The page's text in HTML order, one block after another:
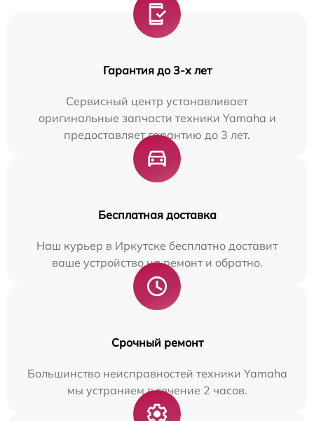
Гарантия до 3-х лет
Сервисный центр устанавливает
оригинальные запчасти техники Yamaha и
предоставляет гарантию до 3 лет.
Бесплатная доставка
Наш курьер в Иркутске бесплатно доставит
ваше устройство на ремонт и обратно.
Срочный ремонт
Большинство неисправностей техники Yamaha
мы устраняем в течение 2 часов.